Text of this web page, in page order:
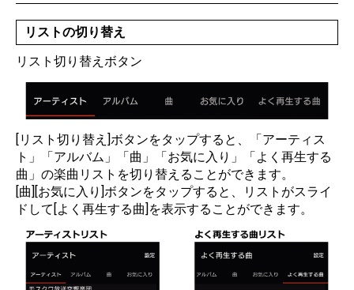
リストの切り替え
リスト切り替えボタン
[リスト切り替え]ボタンをタップすると、「アーティス
ト」「アルバム」「曲」「お気に入り」「よく再生する
曲」の楽曲リストを切り替えることができます。
[曲][お気に入り]ボタンをタップすると、リストがスライ
ドして[よく再生する曲]を表示することができます。